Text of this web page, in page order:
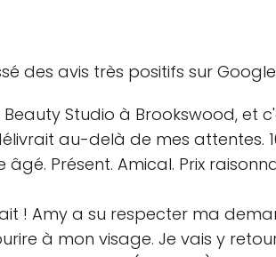
des avis très positifs sur
Studio à Brookswood,
au-delà de mes attentes.
Présent. Amical. Prix
! Amy a su respecter ma
à mon visage. Je vais y